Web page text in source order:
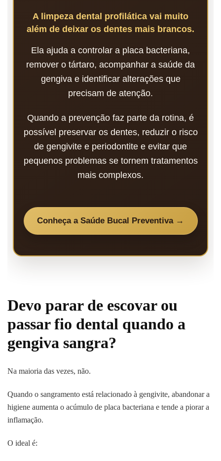
A limpeza dental profilática vai muito
além de deixar os dentes mais brancos.
Ela ajuda a controlar a placa bacteriana,
remover o tártaro, acompanhar a saúde da
gengiva e identificar alterações que
precisam de atenção.
Quando a prevenção faz parte da rotina, é
possível preservar os dentes, reduzir o risco
de gengivite e periodontite e evitar que
pequenos problemas se tornem tratamentos
mais complexos.
Conheça a Saúde Bucal Preventiva →
Devo parar de escovar ou
passar fio dental quando a
gengiva sangra?
Na maioria das vezes, não.
Quando o sangramento está relacionado à gengivite, abandonar a
higiene aumenta o acúmulo de placa bacteriana e tende a piorar a
inflamação.
O ideal é: